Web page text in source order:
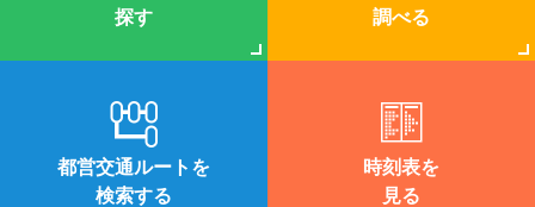
探す
調べる
都営交通ルートを
検索する
時刻表を
見る